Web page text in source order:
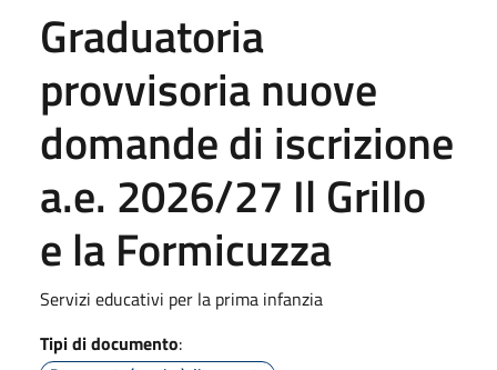
Graduatoria
provvisoria nuove
domande di iscrizione
a.e. 2026/27 Il Grillo
e la Formicuzza
Servizi educativi per la prima infanzia
Tipi di documento: